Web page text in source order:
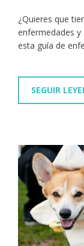
¿Quieres que
enfermedades
esta guía de
SEGUIR